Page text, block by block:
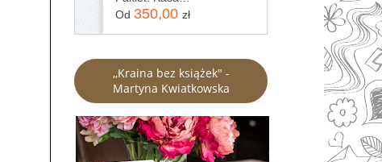
Od 350,00 zł
,,Kraina bez książek" -
Martyna Kwiatkowska